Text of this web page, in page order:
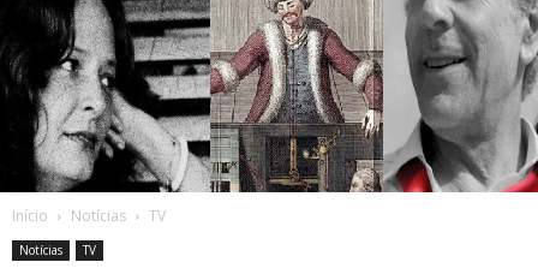
Início Notícias TV
Notícias TV